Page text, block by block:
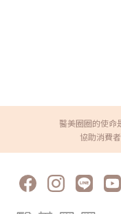
醫美圈圈的使命
協助消費